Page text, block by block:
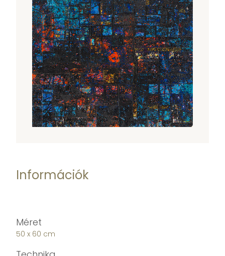
Információk
Méret
50 x 60 cm